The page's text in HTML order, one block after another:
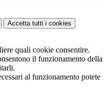
Accetta tutti i cookies
quali cookie consentire.
il funzionamento della
al funzionamento potete